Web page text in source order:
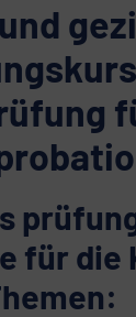
für die